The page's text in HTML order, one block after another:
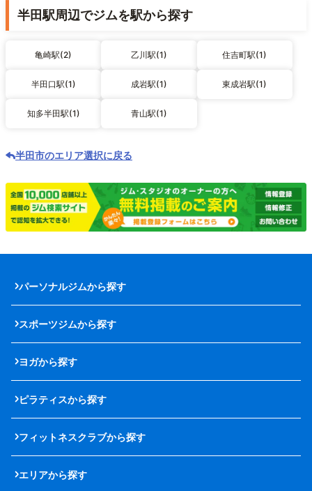
半田駅周辺でジムを駅から探す
亀崎駅(2) 乙川駅(1) 住吉町駅(1)
半田口駅(1) 成岩駅(1) 東成岩駅(1)
知多半田駅(1) 青山駅(1)
半田市のエリア選択に戻る
パーソナルジムから探す
スポーツジムから探す
ヨガから探す
ピラティスから探す
フィットネスクラブから探す
エリアから探す